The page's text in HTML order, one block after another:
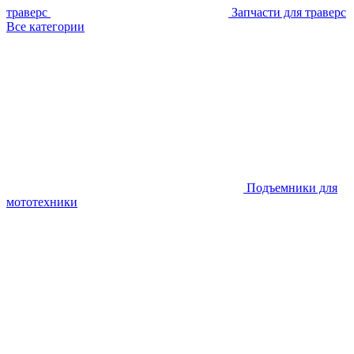
траверс
Запчасти для траверс
Все категории
Подъемники для
мототехники